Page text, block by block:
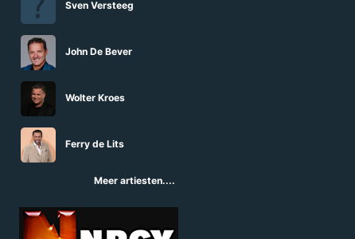
Sven Versteeg
John De Bever
Wolter Kroes
Ferry de Lits
Meer artiesten....